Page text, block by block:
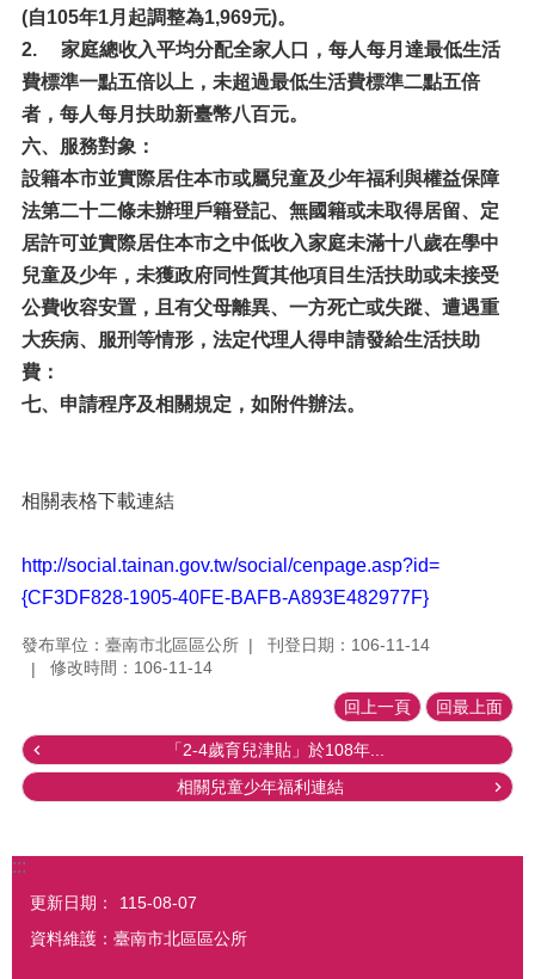
(自105年1月起調整為1,969元)。
2. 家庭總收入平均分配全家人口，每人每月達最低生活
費標準一點五倍以上，未超過最低生活費標準二點五倍
者，每人每月扶助新臺幣八百元。
六、服務對象：
設籍本市並實際居住本市或屬兒童及少年福利與權益保障
法第二十二條未辦理戶籍登記、無國籍或未取得居留、定
居許可並實際居住本市之中低收入家庭未滿十八歲在學中
兒童及少年，未獲政府同性質其他項目生活扶助或未接受
公費收容安置，且有父母離異、一方死亡或失蹤、遭遇重
大疾病、服刑等情形，法定代理人得申請發給生活扶助
費：
七、申請程序及相關規定，如附件辦法。
相關表格下載連結
http://social.tainan.gov.tw/social/cenpage.asp?id=
{CF3DF828-1905-40FE-BAFB-A893E482977F}
發布單位：臺南市北區區公所
刊登日期：106-11-14
修改時間：106-11-14
回上一頁 回最上面
「2-4歲育兒津貼」於108年...
相關兒童少年福利連結
:::
更新日期：
115-08-07
資料維護：臺南市北區區公所